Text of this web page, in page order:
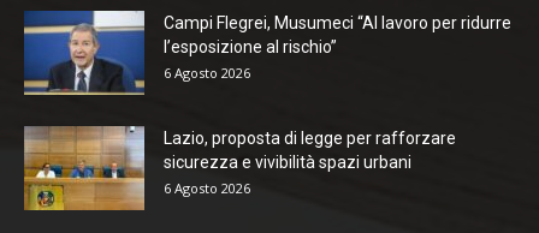
Campi Flegrei, Musumeci “Al lavoro per ridurre
l’esposizione al rischio”
6 Agosto 2026
Lazio, proposta di legge per rafforzare
sicurezza e vivibilità spazi urbani
6 Agosto 2026